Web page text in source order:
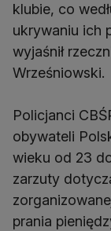
klubie, co
ukrywaniu ich
wyjaśnił
Wrześniowski.
Policjanci
obywateli
wieku od 23
zarzuty
prania